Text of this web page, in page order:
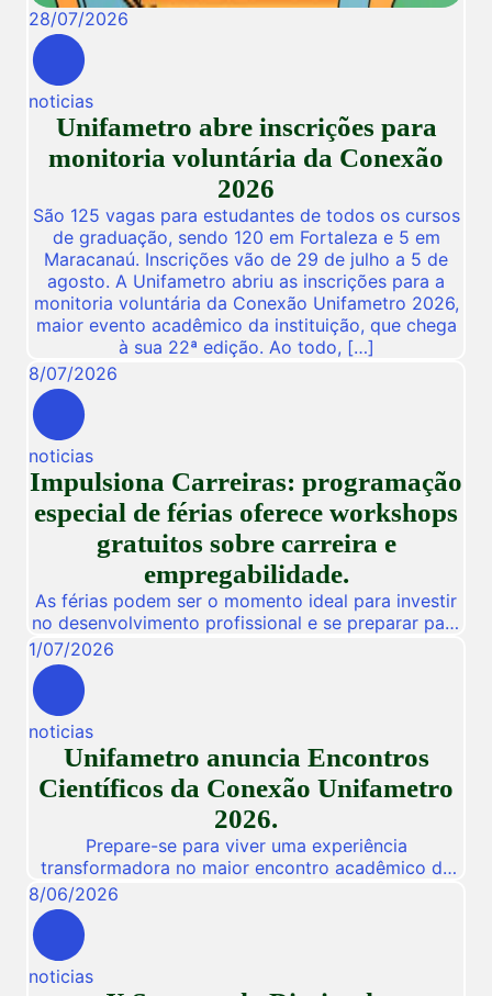
28/07/2026
noticias
Unifametro abre inscrições para
monitoria voluntária da Conexão
2026
São 125 vagas para estudantes de todos os cursos
de graduação, sendo 120 em Fortaleza e 5 em
Maracanaú. Inscrições vão de 29 de julho a 5 de
agosto. A Unifametro abriu as inscrições para a
monitoria voluntária da Conexão Unifametro 2026,
maior evento acadêmico da instituição, que chega
à sua 22ª edição. Ao todo, […]
8/07/2026
noticias
Impulsiona Carreiras: programação
especial de férias oferece workshops
gratuitos sobre carreira e
empregabilidade.
As férias podem ser o momento ideal para investir
no desenvolvimento profissional e se preparar para
novas oportunidades no mercado de trabalho.
Pensando nisso, a Unifametro Carreiras promoverá,
de 27 a 31 de julho, o Impulsiona Carreiras, uma
programação especial de férias composta por
workshops online e gratuitos voltados para alunos,
egressos e público interessado. […]
1/07/2026
noticias
Unifametro anuncia Encontros
Científicos da Conexão Unifametro
2026.
Prepare-se para viver uma experiência
transformadora no maior encontro acadêmico da
nossa instituição! De 03 a 05 de Novembro de
2026, a Unifametro abre suas portas para a
Conexão Unifametro 2026, um evento presencial
dedicado a fomentar a inovação, a troca de
vivências profissionais e a disseminação de
8/06/2026
noticias